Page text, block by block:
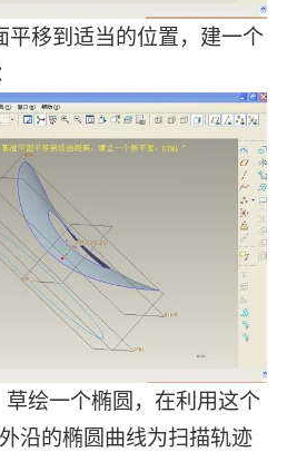
平移到适当的位置，建一个
绘一个椭圆，在利用这个
沿的椭圆曲线为扫描轨迹